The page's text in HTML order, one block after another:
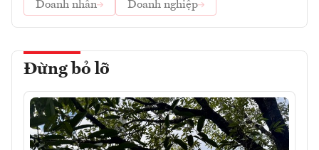
Doanh nhân
Doanh nghiệp
Đừng bỏ lỡ